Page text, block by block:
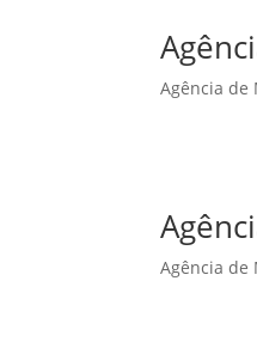
Agência de
Agência de